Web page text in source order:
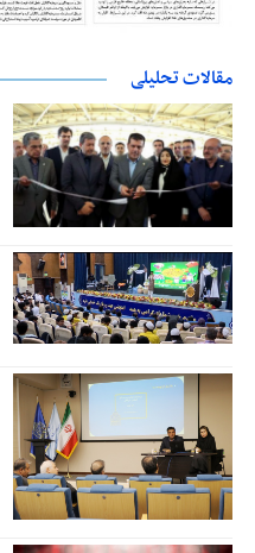
مقالات تحلیلی